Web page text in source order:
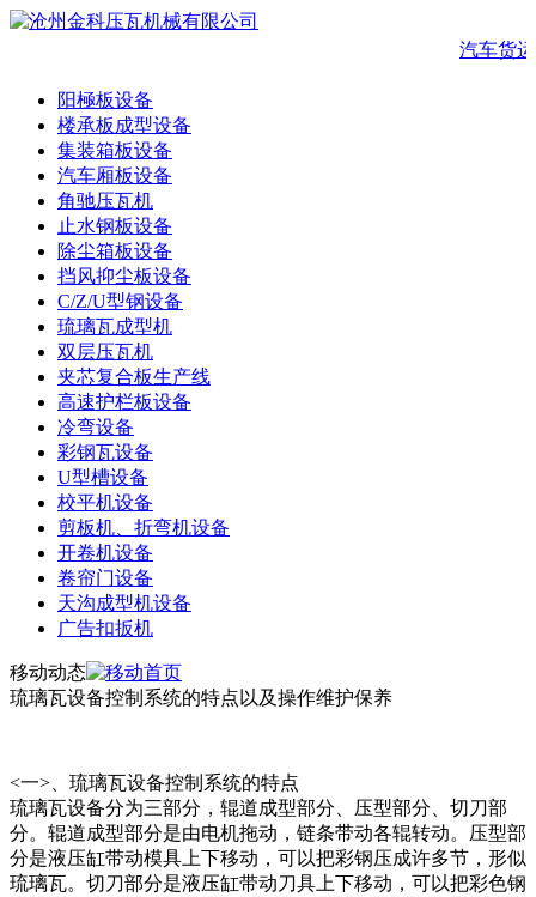
汽车货
阳極板设备
楼承板成型设备
集装箱板设备
汽车厢板设备
角驰压瓦机
止水钢板设备
除尘箱板设备
挡风抑尘板设备
C/Z/U型钢设备
琉璃瓦成型机
双层压瓦机
夹芯复合板生产线
高速护栏板设备
冷弯设备
彩钢瓦设备
U型槽设备
校平机设备
剪板机、折弯机设备
开卷机设备
卷帘门设备
天沟成型机设备
广告扣扳机
移动动态
琉璃瓦设备控制系统的特点以及操作维护保养
<一>、琉璃瓦设备控制系统的特点
琉璃瓦设备分为三部分，辊道成型部分、压型部分、切刀部
分。辊道成型部分是由电机拖动，链条带动各辊转动。压型部
分是液压缸带动模具上下移动，可以把彩钢压成许多节，形似
琉璃瓦。切刀部分是液压缸带动刀具上下移动，可以把彩色钢